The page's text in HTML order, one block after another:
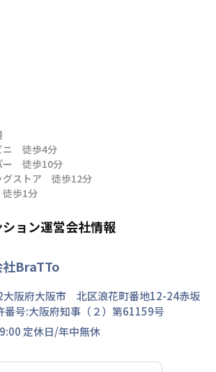
ニ　徒歩4分
ー　徒歩10分
グストア　徒歩12分
徒歩1分
ョン運営会社情報
BraTTo
大阪府大阪市 北区浪花町番地12-24赤坂
番号:大阪府知事（２）第61159号
定休日/年中無休